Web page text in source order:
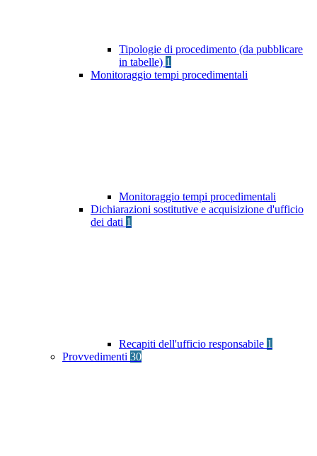
Tipologie di procedimento (da pubblicare
in tabelle) 1
Monitoraggio tempi procedimentali
Monitoraggio tempi procedimentali
Dichiarazioni sostitutive e acquisizione d'ufficio
dei dati 1
Recapiti dell'ufficio responsabile 1
Provvedimenti 30